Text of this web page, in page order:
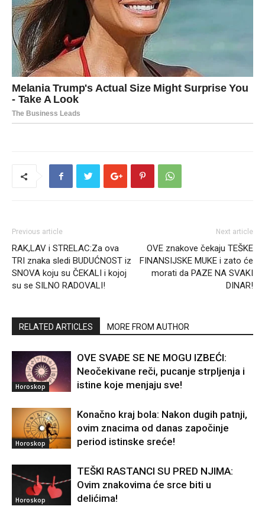
Previous article
RAK,LAV i STRELAC:Za ova
TRI znaka sledi BUDUĆNOST iz
SNOVA koju su ČEKALI i kojoj
su se SILNO RADOVALI!
Next article
OVE znakove čekaju TEŠKE
FINANSIJSKE MUKE i zato će
morati da PAZE NA SVAKI
DINAR!
RELATED ARTICLES MORE FROM AUTHOR
Horoskop
OVE SVAĐE SE NE MOGU IZBEĆI:
Neočekivane reči, pucanje strpljenja i
istine koje menjaju sve!
Horoskop
Konačno kraj bola: Nakon dugih patnji,
ovim znacima od danas započinje
period istinske sreće!
Horoskop
TEŠKI RASTANCI SU PRED NJIMA:
Ovim znakovima će srce biti u
delićima!